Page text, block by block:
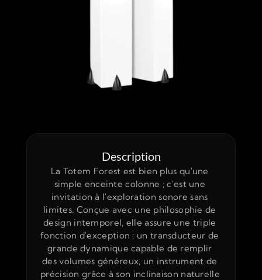
Description
La Totem Forest est bien plus qu'une
simple enceinte colonne ; c'est une
invitation à l'exploration sonore sans
limites. Conçue avec une philosophie de
design intemporel, elle assure une triple
fonction d'exception : un transducteur de
grande dynamique capable de remplir
des volumes généreux, un instrument de
précision grâce à son inclinaison naturelle